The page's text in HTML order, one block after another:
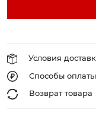
Условия
Способы оплаты
Возврат товара